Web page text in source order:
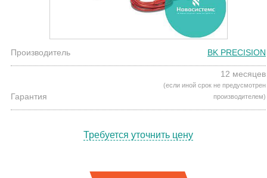
Производитель BK PRECISION
Гарантия
12 месяцев
(если иной срок не предусмотрен
производителем)
Требуется уточнить цену